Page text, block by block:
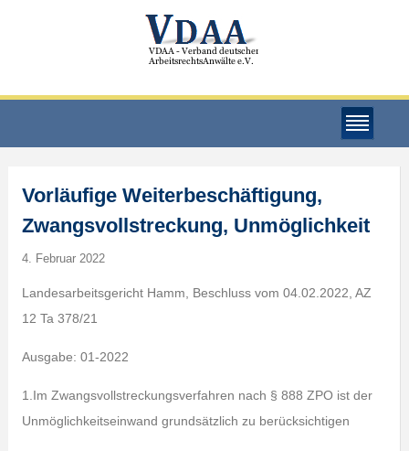
Vorläufige Weiterbeschäftigung,
Zwangsvollstreckung, Unmöglichkeit
4. Februar 2022
Landesarbeitsgericht Hamm, Beschluss vom 04.02.2022, AZ
12 Ta 378/21
Ausgabe: 01-2022
1.Im Zwangsvollstreckungsverfahren nach § 888 ZPO ist der
Unmöglichkeitseinwand grundsätzlich zu berücksichtigen